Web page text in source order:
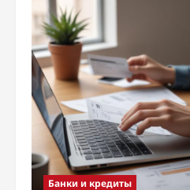
Банки и кредиты